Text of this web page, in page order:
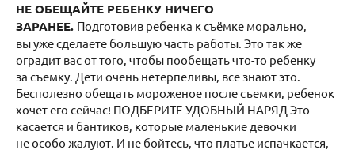
НЕ ОБЕЩАЙТЕ РЕБЕНКУ НИЧЕГО
ЗАРАНЕЕ. Подготовив ребенка к съёмке морально,
вы уже сделаете большую часть работы. Это так же
оградит вас от того, чтобы пообещать что-то ребенку
за съемку. Дети очень нетерпеливы, все знают это.
Бесполезно обещать мороженое после съемки, ребенок
хочет его сейчас! ПОДБЕРИТЕ УДОБНЫЙ НАРЯД Это
касается и бантиков, которые маленькие девочки
не особо жалуют. И не бойтесь, что платье испачкается,